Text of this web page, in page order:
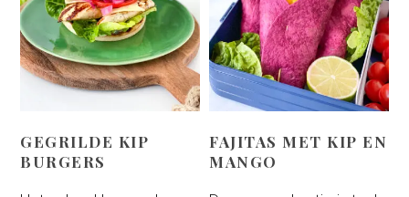
GEGRILDE KIP
BURGERS
FAJITAS MET KIP EN
MANGO